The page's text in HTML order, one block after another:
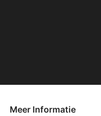
Meer Informatie